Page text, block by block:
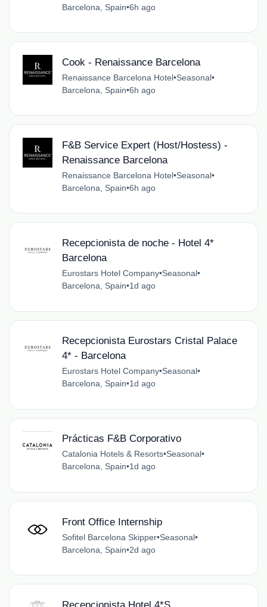
Barcelona, Spain•6h ago
Cook - Renaissance Barcelona
Renaissance Barcelona Hotel•Seasonal•
Barcelona, Spain•6h ago
F&B Service Expert (Host/Hostess) -
Renaissance Barcelona
Renaissance Barcelona Hotel•Seasonal•
Barcelona, Spain•6h ago
Recepcionista de noche - Hotel 4*
Barcelona
Eurostars Hotel Company•Seasonal•
Barcelona, Spain•1d ago
Recepcionista Eurostars Cristal Palace
4* - Barcelona
Eurostars Hotel Company•Seasonal•
Barcelona, Spain•1d ago
Prácticas F&B Corporativo
Catalonia Hotels & Resorts•Seasonal•
Barcelona, Spain•1d ago
Front Office Internship
Sofitel Barcelona Skipper•Seasonal•
Barcelona, Spain•2d ago